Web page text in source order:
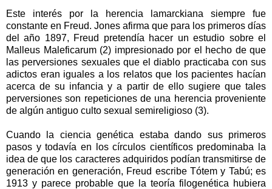
Este interés por la herencia lamarckiana siempre fue
constante en Freud. Jones afirma que para los primeros días
del año 1897, Freud pretendía hacer un estudio sobre el
Malleus Maleficarum (2) impresionado por el hecho de que
las perversiones sexuales que el diablo practicaba con sus
adictos eran iguales a los relatos que los pacientes hacían
acerca de su infancia y a partir de ello sugiere que tales
perversiones son repeticiones de una herencia proveniente
de algún antiguo culto sexual semireligioso (3).
Cuando la ciencia genética estaba dando sus primeros
pasos y todavía en los círculos científicos predominaba la
idea de que los caracteres adquiridos podían transmitirse de
generación en generación, Freud escribe Tótem y Tabú; es
1913 y parece probable que la teoría filogenética hubiera